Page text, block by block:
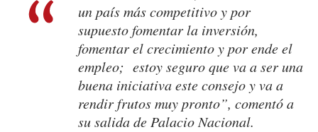
un país más competitivo y por
supuesto fomentar la inversión,
fomentar el crecimiento y por ende el
empleo; estoy seguro que va a ser una
buena iniciativa este consejo y va a
rendir frutos muy pronto”, comentó a
su salida de Palacio Nacional.